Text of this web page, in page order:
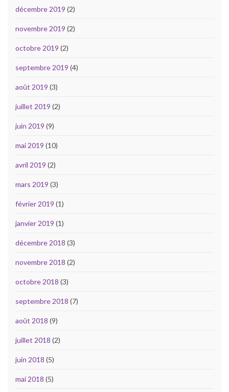
décembre 2019 (2)
novembre 2019 (2)
octobre 2019 (2)
septembre 2019 (4)
août 2019 (3)
juillet 2019 (2)
juin 2019 (9)
mai 2019 (10)
avril 2019 (2)
mars 2019 (3)
février 2019 (1)
janvier 2019 (1)
décembre 2018 (3)
novembre 2018 (2)
octobre 2018 (3)
septembre 2018 (7)
août 2018 (9)
juillet 2018 (2)
juin 2018 (5)
mai 2018 (5)